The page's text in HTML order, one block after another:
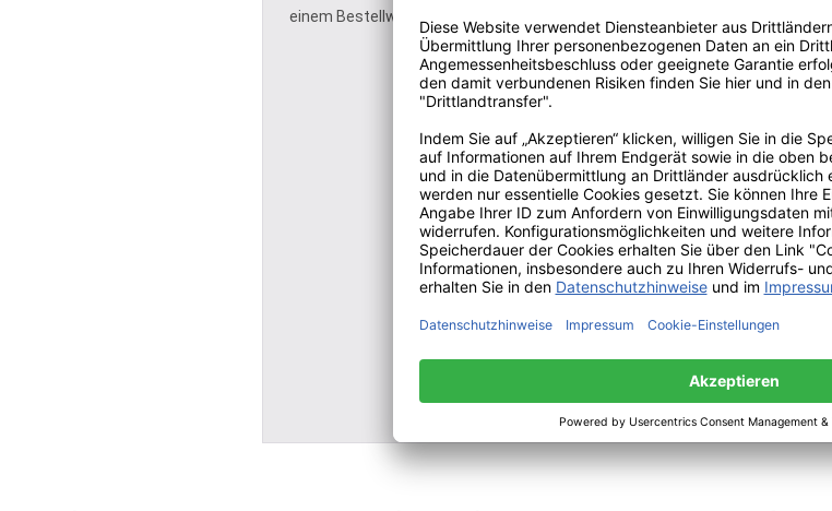
einem Bestellwert von 150 €
geben Sie die oben
abgebildeten Zeichen
ein*
Abonnieren